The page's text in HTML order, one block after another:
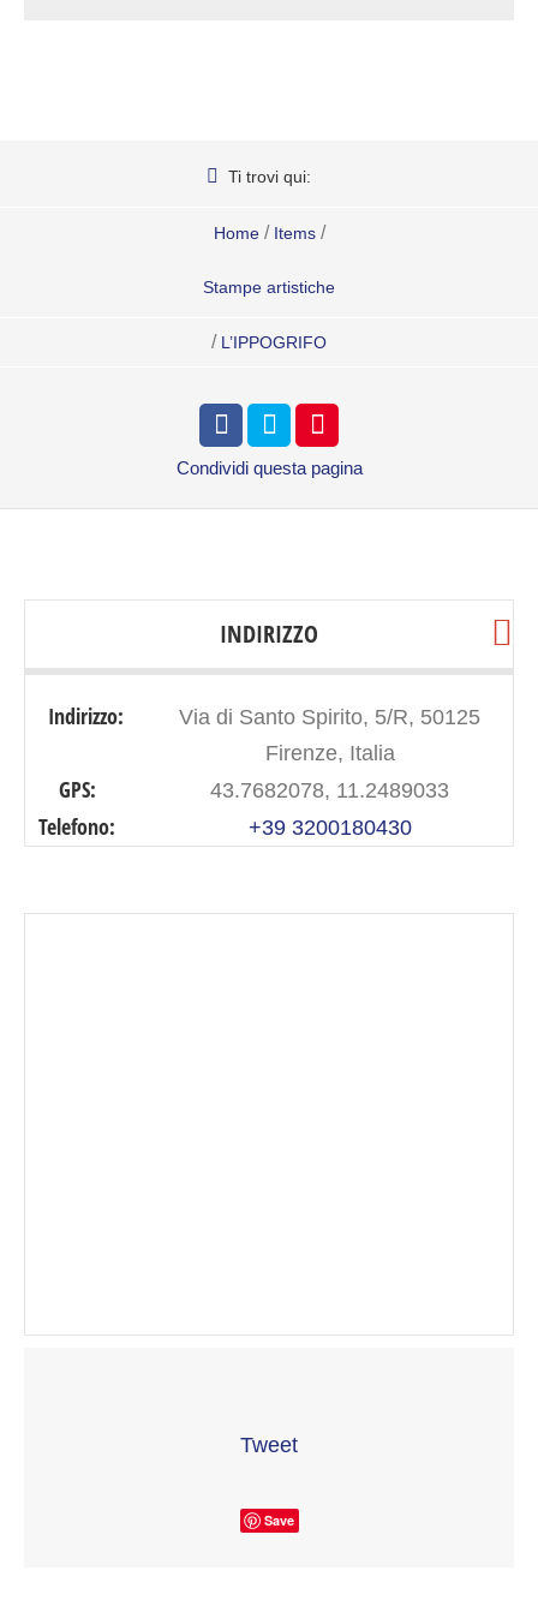
Ti trovi qui:
Home / Items /
Stampe artistiche
/ L’IPPOGRIFO
Condividi questa pagina
INDIRIZZO
Indirizzo:
Via di Santo Spirito, 5/R, 50125
Firenze, Italia
GPS: 43.7682078, 11.2489033
Telefono: +39 3200180430
Tweet
Save